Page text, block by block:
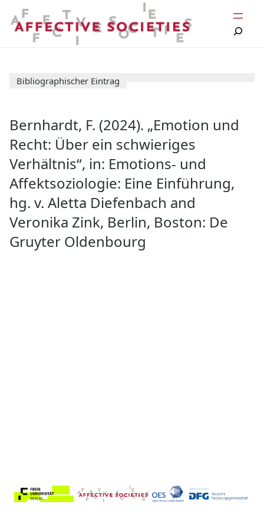
Inhalt
springen
Bibliographischer Eintrag
Bernhardt, F. (2024). „Emotion und
Recht: Über ein schwieriges
Verhältnis“, in: Emotions- und
Affektsoziologie: Eine Einführung,
hg. v. Aletta Diefenbach and
Veronika Zink, Berlin, Boston: De
Gruyter Oldenbourg